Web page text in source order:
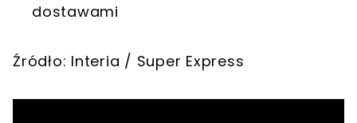
dostawami
Źródło: Interia / Super Express